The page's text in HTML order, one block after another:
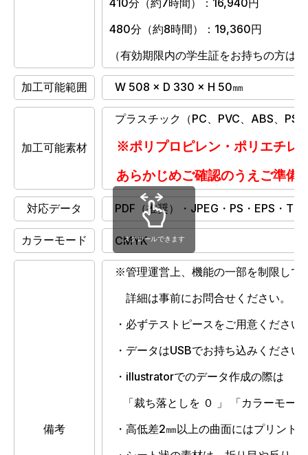
480分（約8時間）：19,360円
（有効期限内の学生証をお持ちの方は
加工可能範囲 W 508 × D 330 × H 50㎜
加工可能素材
プラスチック（PC、PVC、ABS、PS
※ポリプロピレン・ポリエチレ
あらかじめご確認のうえご準備
対応データ PDF（推奨）・JPEG・PS・EPS・
カラーモード CMYK
備考
※管理運営上、機能の一部を制限して
詳細は事前にお問合せください。
・必ずテストピースをご用意ください
・データはUSBでお持ち込みください
・illustratorでのデータ作成の際は
「裁ち落としを ０ 」 「カラーモー
・高低差2㎜以上の曲面にはプリント
スクロールできます